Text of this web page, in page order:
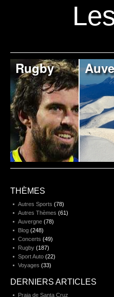
Rugby
THÈMES
Autres Sports (78)
Autres Thèmes (61)
Auvergne (78)
Blog (248)
Concerts (49)
Rugby (187)
Sport Auto (22)
Voyages (33)
DERNIERS ARTICLES
Praia de Santa Cruz